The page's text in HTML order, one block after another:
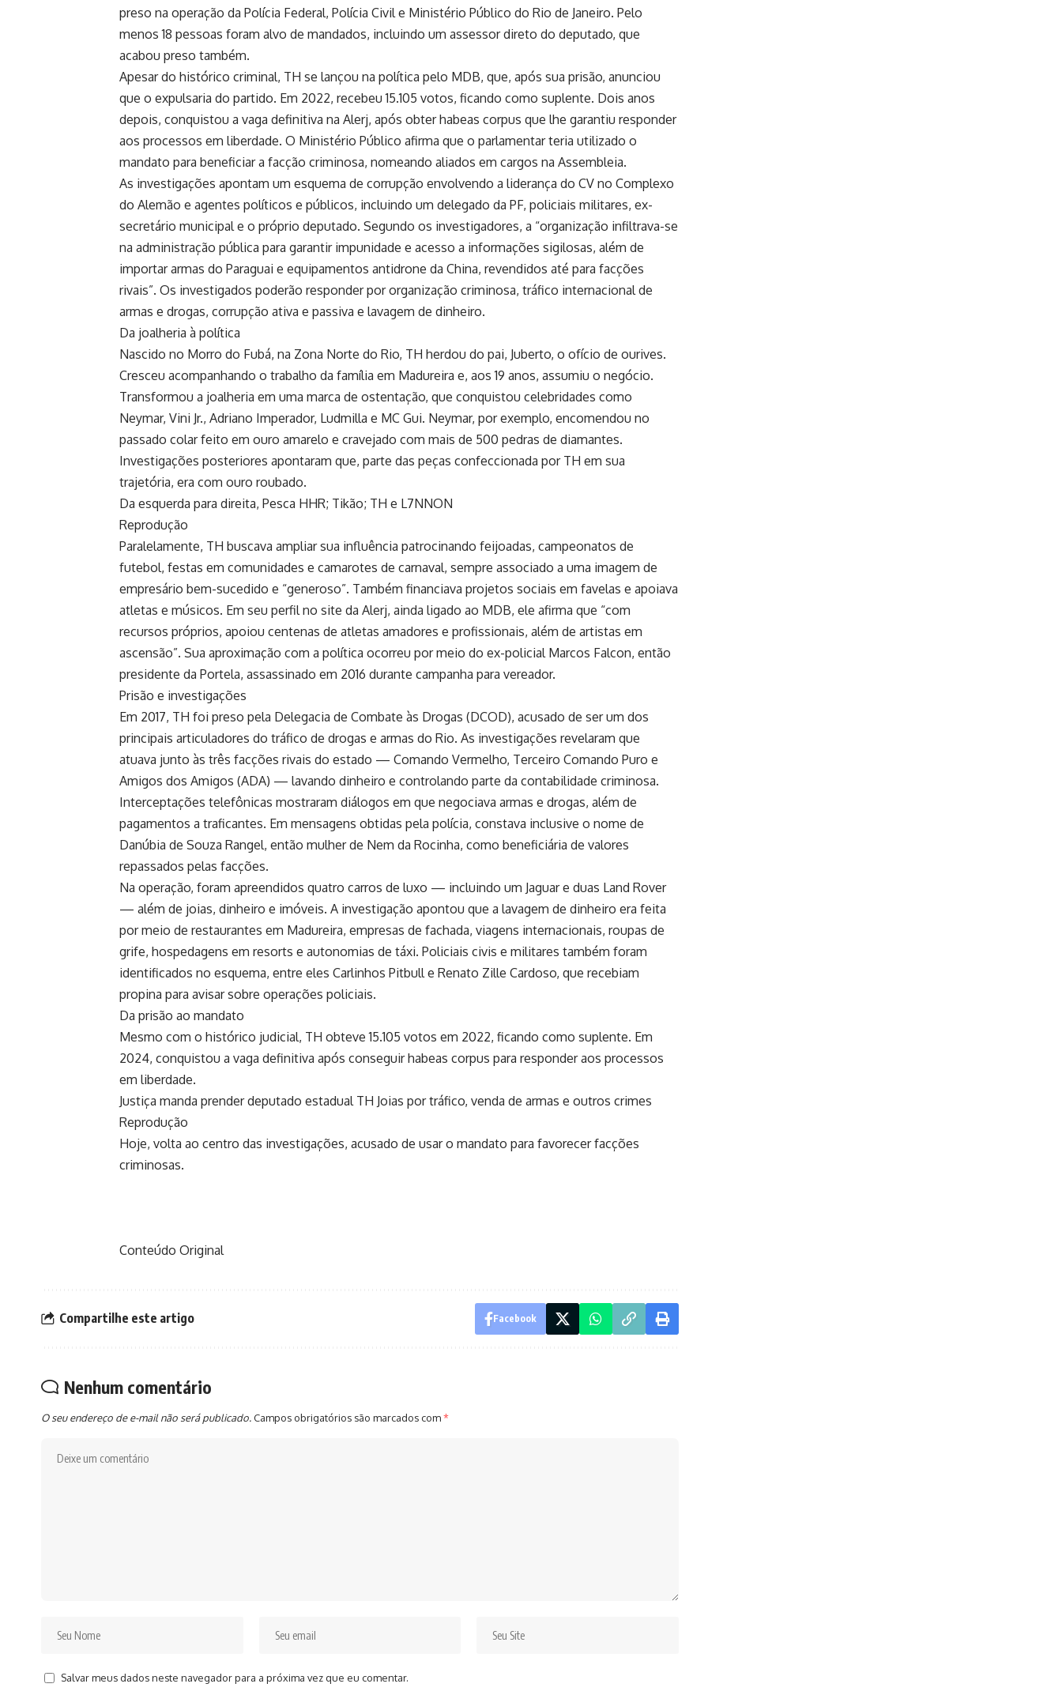
preso na operação da Polícia Federal, Polícia Civil e Ministério Público do Rio de Janeiro. Pelo
menos 18 pessoas foram alvo de mandados, incluindo um assessor direto do deputado, que
acabou preso também.
Apesar do histórico criminal, TH se lançou na política pelo MDB, que, após sua prisão, anunciou
que o expulsaria do partido. Em 2022, recebeu 15.105 votos, ficando como suplente. Dois anos
depois, conquistou a vaga definitiva na Alerj, após obter habeas corpus que lhe garantiu responder
aos processos em liberdade. O Ministério Público afirma que o parlamentar teria utilizado o
mandato para beneficiar a facção criminosa, nomeando aliados em cargos na Assembleia.
As investigações apontam um esquema de corrupção envolvendo a liderança do CV no Complexo
do Alemão e agentes políticos e públicos, incluindo um delegado da PF, policiais militares, ex-
secretário municipal e o próprio deputado. Segundo os investigadores, a “organização infiltrava-se
na administração pública para garantir impunidade e acesso a informações sigilosas, além de
importar armas do Paraguai e equipamentos antidrone da China, revendidos até para facções
rivais”. Os investigados poderão responder por organização criminosa, tráfico internacional de
armas e drogas, corrupção ativa e passiva e lavagem de dinheiro.
Da joalheria à política
Nascido no Morro do Fubá, na Zona Norte do Rio, TH herdou do pai, Juberto, o ofício de ourives.
Cresceu acompanhando o trabalho da família em Madureira e, aos 19 anos, assumiu o negócio.
Transformou a joalheria em uma marca de ostentação, que conquistou celebridades como
Neymar, Vini Jr., Adriano Imperador, Ludmilla e MC Gui. Neymar, por exemplo, encomendou no
passado colar feito em ouro amarelo e cravejado com mais de 500 pedras de diamantes.
Investigações posteriores apontaram que, parte das peças confeccionada por TH em sua
trajetória, era com ouro roubado.
Da esquerda para direita, Pesca HHR; Tikão; TH e L7NNON
Reprodução
Paralelamente, TH buscava ampliar sua influência patrocinando feijoadas, campeonatos de
futebol, festas em comunidades e camarotes de carnaval, sempre associado a uma imagem de
empresário bem-sucedido e “generoso”. Também financiava projetos sociais em favelas e apoiava
atletas e músicos. Em seu perfil no site da Alerj, ainda ligado ao MDB, ele afirma que “com
recursos próprios, apoiou centenas de atletas amadores e profissionais, além de artistas em
ascensão”. Sua aproximação com a política ocorreu por meio do ex-policial Marcos Falcon, então
presidente da Portela, assassinado em 2016 durante campanha para vereador.
Prisão e investigações
Em 2017, TH foi preso pela Delegacia de Combate às Drogas (DCOD), acusado de ser um dos
principais articuladores do tráfico de drogas e armas do Rio. As investigações revelaram que
atuava junto às três facções rivais do estado — Comando Vermelho, Terceiro Comando Puro e
Amigos dos Amigos (ADA) — lavando dinheiro e controlando parte da contabilidade criminosa.
Interceptações telefônicas mostraram diálogos em que negociava armas e drogas, além de
pagamentos a traficantes. Em mensagens obtidas pela polícia, constava inclusive o nome de
Danúbia de Souza Rangel, então mulher de Nem da Rocinha, como beneficiária de valores
repassados pelas facções.
Na operação, foram apreendidos quatro carros de luxo — incluindo um Jaguar e duas Land Rover
— além de joias, dinheiro e imóveis. A investigação apontou que a lavagem de dinheiro era feita
por meio de restaurantes em Madureira, empresas de fachada, viagens internacionais, roupas de
grife, hospedagens em resorts e autonomias de táxi. Policiais civis e militares também foram
identificados no esquema, entre eles Carlinhos Pitbull e Renato Zille Cardoso, que recebiam
propina para avisar sobre operações policiais.
Da prisão ao mandato
Mesmo com o histórico judicial, TH obteve 15.105 votos em 2022, ficando como suplente. Em
2024, conquistou a vaga definitiva após conseguir habeas corpus para responder aos processos
em liberdade.
Justiça manda prender deputado estadual TH Joias por tráfico, venda de armas e outros crimes
Reprodução
Hoje, volta ao centro das investigações, acusado de usar o mandato para favorecer facções
criminosas.
Conteúdo Original
Compartilhe este artigo Facebook
Nenhum comentário
O seu endereço de e-mail não será publicado. Campos obrigatórios são marcados com*
Salvar meus dados neste navegador para a próxima vez que eu comentar.